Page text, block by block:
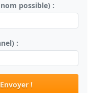
possible) :
:
Envoyer !